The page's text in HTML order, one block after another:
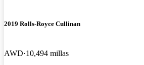
2019 Rolls-Royce Cullinan
AWD 10,494 millas